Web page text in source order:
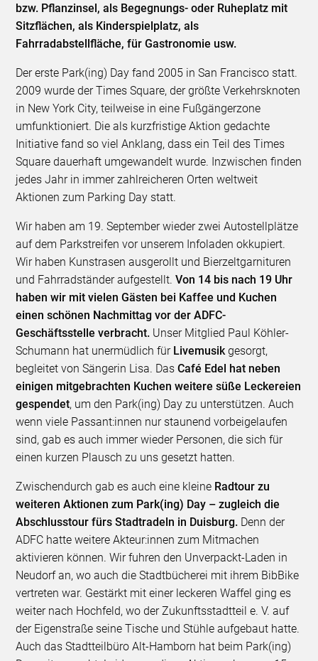
bzw. Pflanzinsel, als Begegnungs- oder Ruheplatz mit
Sitzflächen, als Kinderspielplatz, als
Fahrradabstellfläche, für Gastronomie usw.
Der erste Park(ing) Day fand 2005 in San Francisco statt.
2009 wurde der Times Square, der größte Verkehrsknoten
in New York City, teilweise in eine Fußgängerzone
umfunktioniert. Die als kurzfristige Aktion gedachte
Initiative fand so viel Anklang, dass ein Teil des Times
Square dauerhaft umgewandelt wurde. Inzwischen finden
jedes Jahr in immer zahlreicheren Orten weltweit
Aktionen zum Parking Day statt.
Wir haben am 19. September wieder zwei Autostellplätze
auf dem Parkstreifen vor unserem Infoladen okkupiert.
Wir haben Kunstrasen ausgerollt und Bierzeltgarnituren
und Fahrradständer aufgestellt.Von 14 bis nach 19 Uhr
haben wir mit vielen Gästen bei Kaffee und Kuchen
einen schönen Nachmittag vor der ADFC-
Geschäftsstelle verbracht. Unser Mitglied Paul Köhler-
Schumann hat unermüdlich für Livemusik gesorgt,
begleitet von Sängerin Lisa. DasCafé Edel hat neben
einigen mitgebrachten Kuchen weitere süße Leckereien
gespendet, um den Park(ing) Day zu unterstützen. Auch
wenn viele Passant:innen nur staunend vorbeigelaufen
sind, gab es auch immer wieder Personen, die sich für
einen kurzen Plausch zu uns gesetzt hatten.
Zwischendurch gab es auch eine kleine Radtour zu
weiteren Aktionen zum Park(ing) Day – zugleich die
Abschlusstour fürs Stadtradeln in Duisburg. Denn der
ADFC hatte weitere Akteur:innen zum Mitmachen
aktivieren können. Wir fuhren den Unverpackt-Laden in
Neudorf an, wo auch die Stadtbücherei mit ihrem BibBike
vertreten war. Gestärkt mit einer leckeren Waffel ging es
weiter nach Hochfeld, wo der Zukunftsstadtteil e. V. auf
der Eigenstraße seine Tische und Stühle aufgebaut hatte.
Auch das Stadtteilbüro Alt-Hamborn hat beim Park(ing)